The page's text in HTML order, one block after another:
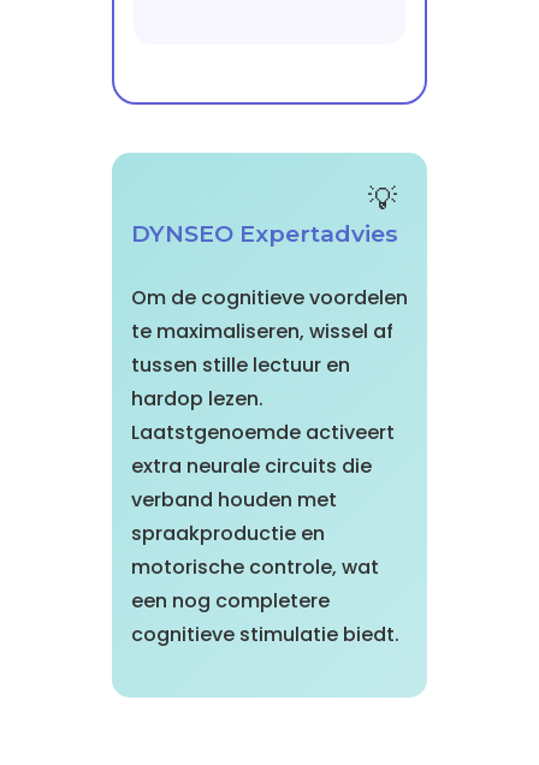
DYNSEO Expertadvies
Om de cognitieve voordelen
te maximaliseren, wissel af
tussen stille lectuur en
hardop lezen.
Laatstgenoemde activeert
extra neurale circuits die
verband houden met
spraakproductie en
motorische controle, wat
een nog completere
cognitieve stimulatie biedt.